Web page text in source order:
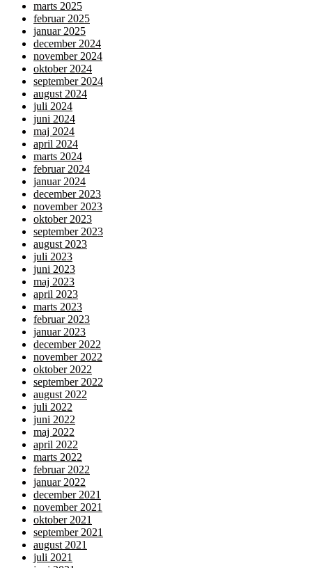
marts 2025
februar 2025
januar 2025
december 2024
november 2024
oktober 2024
september 2024
august 2024
juli 2024
juni 2024
maj 2024
april 2024
marts 2024
februar 2024
januar 2024
december 2023
november 2023
oktober 2023
september 2023
august 2023
juli 2023
juni 2023
maj 2023
april 2023
marts 2023
februar 2023
januar 2023
december 2022
november 2022
oktober 2022
september 2022
august 2022
juli 2022
juni 2022
maj 2022
april 2022
marts 2022
februar 2022
januar 2022
december 2021
november 2021
oktober 2021
september 2021
august 2021
juli 2021